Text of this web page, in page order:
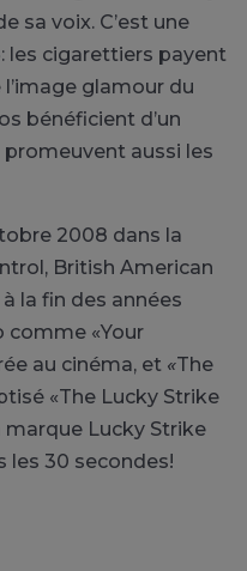
sa voix. C’est une
les cigarettiers payent
glamour du
bénéficient d’un
aussi les
2008 dans la
British American
la fin des années
comme «Your
au cinéma, et «The
«The Lucky Strike
marque Lucky Strike
les 30 secondes!